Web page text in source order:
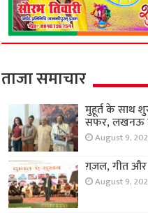
ताजा समाचार
मुहूर्त के साथ
सफर, लखनऊ
August 9,
ग़ज़ल, गीत और
August 9,